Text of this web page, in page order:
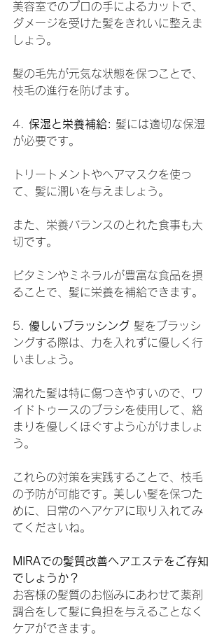
美容室でのプロの手によるカットで、
ダメージを受けた髪をきれいに整えま
しょう。
髪の毛先が元気な状態を保つことで、
枝毛の進行を防げます。
4. 保湿と栄養補給: 髪には適切な保湿
が必要です。
トリートメントやヘアマスクを使っ
て、髪に潤いを与えましょう。
また、栄養バランスのとれた食事も大
切です。
ビタミンやミネラルが豊富な食品を摂
ることで、髪に栄養を補給できます。
5. 優しいブラッシング 髪をブラッシ
ングする際は、力を入れずに優しく行
いましょう。
濡れた髪は特に傷つきやすいので、ワ
イドトゥースのブラシを使用して、絡
まりを優しくほぐすよう心がけましょ
う。
これらの対策を実践することで、枝毛
の予防が可能です。美しい髪を保つた
めに、日常のヘアケアに取り入れてみ
てくださいね。
MIRAでの髪質改善ヘアエステをご存知
でしょうか？
お客様の髪質のお悩みにあわせて薬剤
調合をして髪に負担を与えることなく
ケアができます。